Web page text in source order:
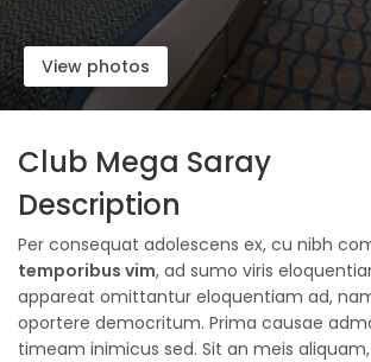
View photos
Club Mega Saray
Description
Per consequat adolescens ex, cu nibh
temporibus vim, ad sumo viris
appareat omittantur eloquentiam ad,
oportere democritum. Prima causae
timeam inimicus sed. Sit an meis